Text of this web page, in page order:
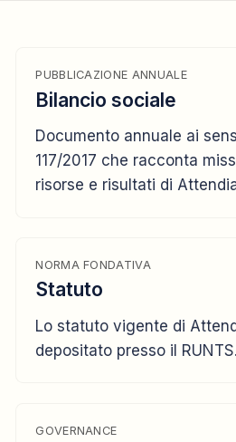
PUBBLICAZIONE ANNUALE
Bilancio sociale
Documento annuale ai
117/2017 che racconta
risorse e risultati di
NORMA FONDATIVA
Statuto
Lo statuto vigente di
depositato presso il RUNTS.
GOVERNANCE